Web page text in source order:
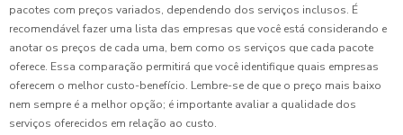
pacotes com preços variados, dependendo dos serviços inclusos. É
recomendável fazer uma lista das empresas que você está considerando e
anotar os preços de cada uma, bem como os serviços que cada pacote
oferece. Essa comparação permitirá que você identifique quais empresas
oferecem o melhor custo-benefício. Lembre-se de que o preço mais baixo
nem sempre é a melhor opção; é importante avaliar a qualidade dos
serviços oferecidos em relação ao custo.